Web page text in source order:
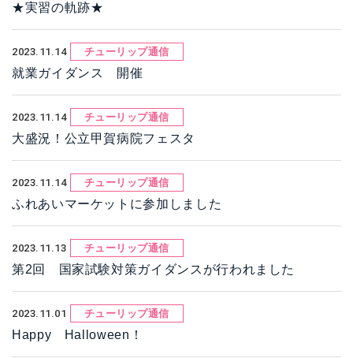
★実習の軌跡★
2023.11.14 チューリップ通信
就業ガイダンス 開催
2023.11.14 チューリップ通信
大盛況！公立甲賀病院フェスタ
2023.11.14 チューリップ通信
ふれあいマーケットに参加しました
2023.11.13 チューリップ通信
第2回 国家試験対策ガイダンスが行われました
2023.11.01 チューリップ通信
Happy Halloween！